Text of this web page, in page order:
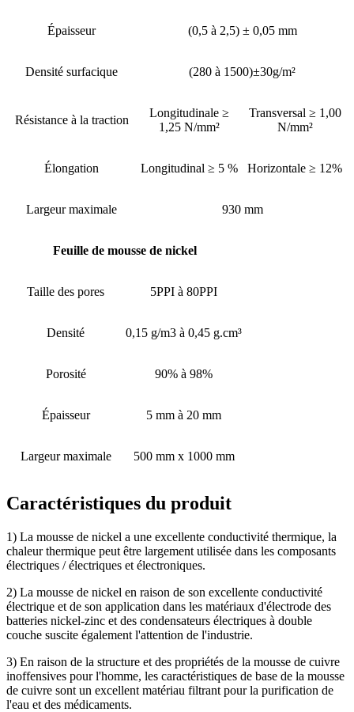
Épaisseur (0,5 à 2,5) ± 0,05 mm
Densité surfacique (280 à 1500)±30g/m²
Résistance à la traction
Longitudinale ≥
1,25 N/mm²
Transversal ≥ 1,00
N/mm²
Élongation Longitudinal ≥ 5 % Horizontale ≥ 12%
Largeur maximale 930 mm
Feuille de mousse de nickel
Taille des pores 5PPI à 80PPI
Densité 0,15 g/m3 à 0,45 g.cm³
Porosité 90% à 98%
Épaisseur 5 mm à 20 mm
Largeur maximale 500 mm x 1000 mm
Caractéristiques du produit
1) La mousse de nickel a une excellente conductivité thermique, la
chaleur thermique peut être largement utilisée dans les composants
électriques / électriques et électroniques.
2) La mousse de nickel en raison de son excellente conductivité
électrique et de son application dans les matériaux d'électrode des
batteries nickel-zinc et des condensateurs électriques à double
couche suscite également l'attention de l'industrie.
3) En raison de la structure et des propriétés de la mousse de cuivre
inoffensives pour l'homme, les caractéristiques de base de la mousse
de cuivre sont un excellent matériau filtrant pour la purification de
l'eau et des médicaments.